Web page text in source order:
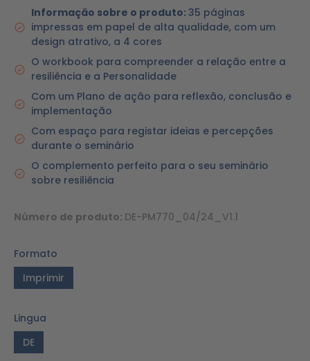
Informação sobre o produto: 35 páginas
impressas em papel de alta qualidade, com um
design atrativo, a 4 cores
O workbook para compreender a relação entre a
resiliência e a Personalidade
Com um Plano de ação para reflexão, conclusão e
implementação
Com espaço para registar ideias e percepções
durante o seminário
O complemento perfeito para o seu seminário
sobre resiliência
Número de produto: DE-PM770_04/24_V1.1
Formato
Imprimir
Lingua
DE